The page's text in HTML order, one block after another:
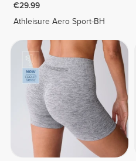
€29.99
Athleisure Aero Sport-BH